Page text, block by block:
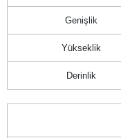
Genişlik
Yükseklik
Derinlik